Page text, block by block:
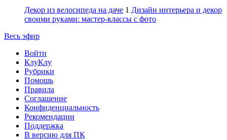
Декор из велосипеда на даче 1 Дизайн интерьера и декор
своими руками: мастер-классы с фото
Весь эфир
Войти
КлуКлу
Рубрики
Помощь
Правила
Соглашение
Конфиденциальность
Рекомендации
Поддержка
В версию для ПК